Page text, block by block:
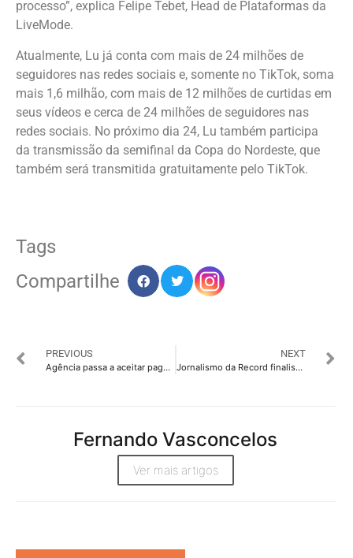
processo”, explica Felipe Tebet, Head de Plataformas da
LiveMode.
Atualmente, Lu já conta com mais de 24 milhões de
seguidores nas redes sociais e, somente no TikTok, soma
mais 1,6 milhão, com mais de 12 milhões de curtidas em
seus vídeos e cerca de 24 milhões de seguidores nas
redes sociais. No próximo dia 24, Lu também participa
da transmissão da semifinal da Copa do Nordeste, que
também será transmitida gratuitamente pelo TikTok.
Tags
Compartilhe
PREVIOUS
Agência passa a aceitar pagamentos em moeda digital
NEXT
Jornalismo da Record finalista do One World Media Awards
Fernando Vasconcelos
Ver mais artigos